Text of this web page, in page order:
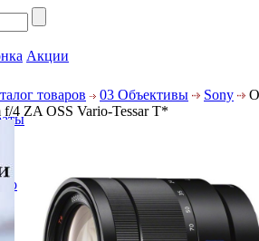
Акции
товаров 03 Объективы Sony
4 ZA OSS Vario-Tessar T*